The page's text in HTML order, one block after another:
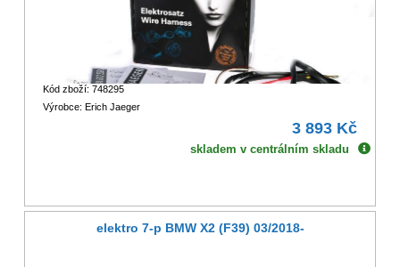
Kód zboží: 748295
Výrobce: Erich Jaeger
3 893 Kč
skladem v centrálním skladu
elektro 7-p BMW X2 (F39) 03/2018-